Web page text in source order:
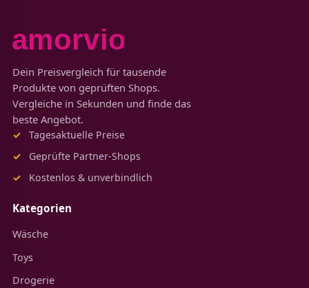
Dein Preisvergleich für tausende
Produkte von geprüften Shops.
Vergleiche in Sekunden und finde das
beste Angebot.
Tagesaktuelle Preise
Geprüfte Partner-Shops
Kostenlos & unverbindlich
Kategorien
Wäsche
Toys
Drogerie